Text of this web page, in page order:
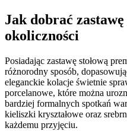
Jak dobrać zastawę
okoliczności
Posiadając zastawę stołową
różnorodny sposób,
eleganckie kolacje świetnie
porcelanowe, które można
bardziej formalnych spotkań
kieliszki kryształowe oraz
każdemu przyjęciu.